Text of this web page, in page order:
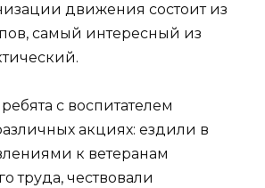
движения состоит из
самый интересный из
с воспитателем
акциях: ездили в
к ветеранам
труда, чествовали